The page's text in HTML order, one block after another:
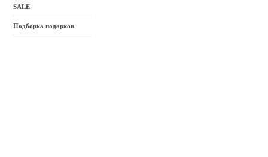
SALE
Подборка подарков